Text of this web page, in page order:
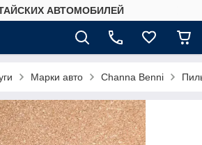
АВТОМОБИЛЕЙ
Марки авто Сhannа Benni